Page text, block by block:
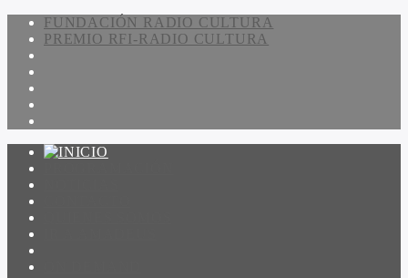
FUNDACIÓN RADIO CULTURA
PREMIO RFI-RADIO CULTURA